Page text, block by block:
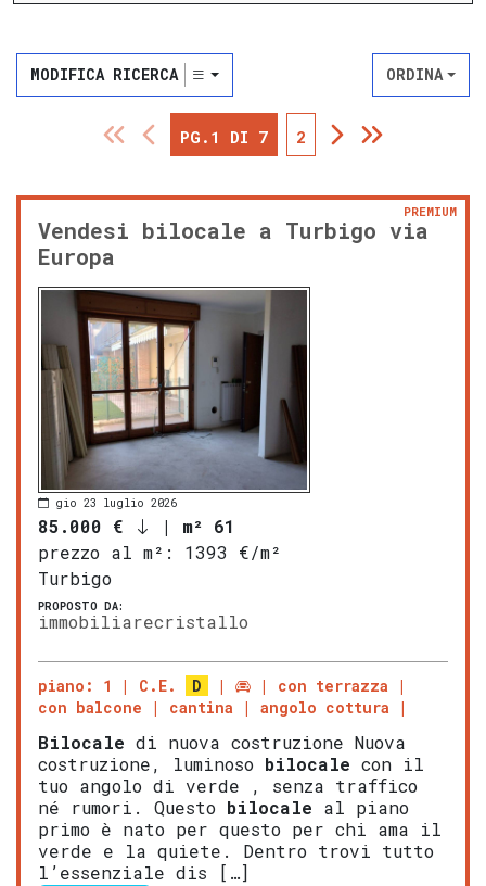
MODIFICA RICERCA ORDINA
PG.1 DI 7 2
Vendesi bilocale a Turbigo via
Europa
PREMIUM
gio 23 luglio 2026
85.000 € | m² 61
prezzo al m²:
1393 €/m²
Turbigo
PROPOSTO DA:
immobiliarecristallo
piano: 1 C.E. D
con terrazza
con balcone
cantina angolo cottura
Bilocale di nuova costruzione Nuova
costruzione, luminoso bilocale con il
tuo angolo di verde , senza traffico
né rumori. Questo bilocale al piano
primo è nato per questo per chi ama il
verde e la quiete. Dentro trovi tutto
l’essenziale dis […]